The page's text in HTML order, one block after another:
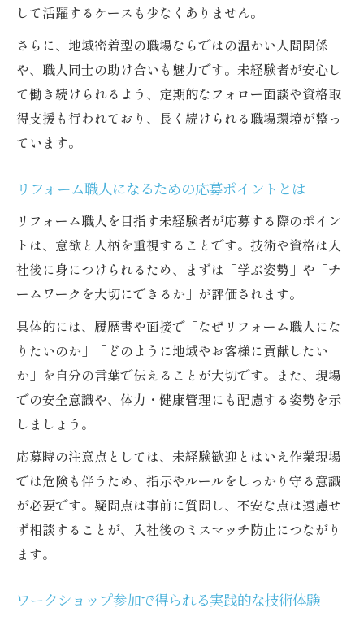
して活躍するケースも少なくありません。
さらに、地域密着型の職場ならではの温かい人間関係
や、職人同士の助け合いも魅力です。未経験者が安心し
て働き続けられるよう、定期的なフォロー面談や資格取
得支援も行われており、長く続けられる職場環境が整っ
ています。
リフォーム職人になるための応募ポイントとは
リフォーム職人を目指す未経験者が応募する際のポイン
トは、意欲と人柄を重視することです。技術や資格は入
社後に身につけられるため、まずは「学ぶ姿勢」や「チ
ームワークを大切にできるか」が評価されます。
具体的には、履歴書や面接で「なぜリフォーム職人にな
りたいのか」「どのように地域やお客様に貢献したい
か」を自分の言葉で伝えることが大切です。また、現場
での安全意識や、体力・健康管理にも配慮する姿勢を示
しましょう。
応募時の注意点としては、未経験歓迎とはいえ作業現場
では危険も伴うため、指示やルールをしっかり守る意識
が必要です。疑問点は事前に質問し、不安な点は遠慮せ
ず相談することが、入社後のミスマッチ防止につながり
ます。
ワークショップ参加で得られる実践的な技術体験